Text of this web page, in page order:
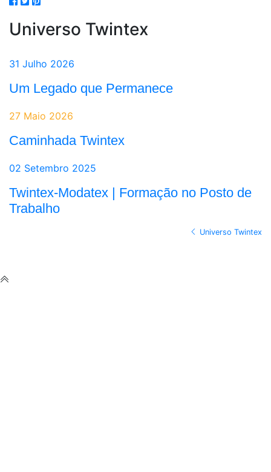
Universo Twintex
31 Julho 2026
Um Legado que Permanece
27 Maio 2026
Caminhada Twintex
02 Setembro 2025
Twintex-Modatex | Formação no Posto de
Trabalho
Universo Twintex